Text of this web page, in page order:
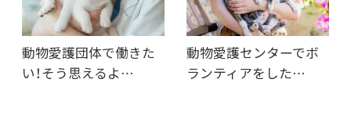
動物愛護団体で働きた
い！そう思えるよ…
動物愛護センターでボ
ランティアをした…